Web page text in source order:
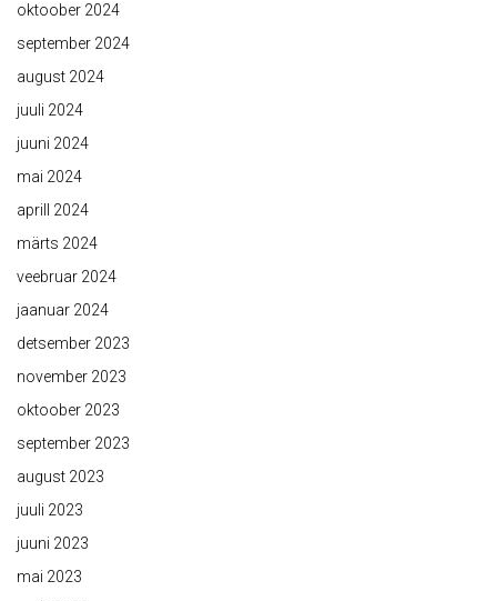
oktoober 2024
september 2024
august 2024
juuli 2024
juuni 2024
mai 2024
aprill 2024
märts 2024
veebruar 2024
jaanuar 2024
detsember 2023
november 2023
oktoober 2023
september 2023
august 2023
juuli 2023
juuni 2023
mai 2023